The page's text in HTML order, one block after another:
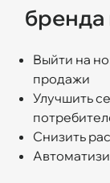
Выйти на
продажи
Улучшить
Снизить